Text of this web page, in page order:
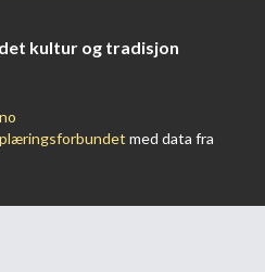
kultur og tradisjon
med data fra